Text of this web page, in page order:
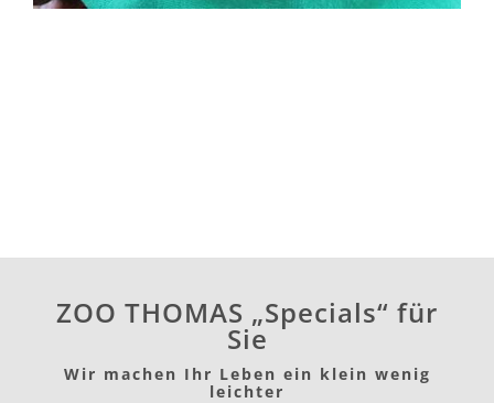
ZOO THOMAS „Specials“ für
Sie
Wir machen Ihr Leben ein klein wenig
leichter